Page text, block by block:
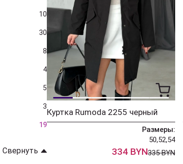
10
30
8
4
5
3
19
Свернуть
Куртка Rumoda 2255 черный
Размеры:
50,52,54
334 BYN335 BYN